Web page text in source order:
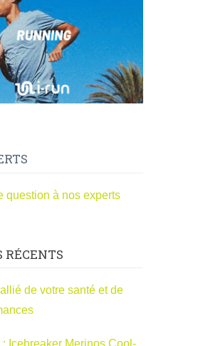
question à nos experts
RÉCENTS
de votre santé et de